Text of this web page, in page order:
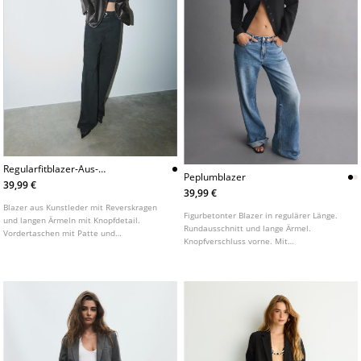
Regularfitblazer-Aus-
Kunstleder
39,99 €
Blazer aus Kunstleder mit Reverskragen
und langen Ärmeln mit Knopfdetail.
Vordertaschen mit Patte und
Peplumblazer
39,99 €
Figurbetonter Blazer in regulärer Länge.
Rundausschnitt und lange Ärmel.
Knopfverschluss vorne. Mit